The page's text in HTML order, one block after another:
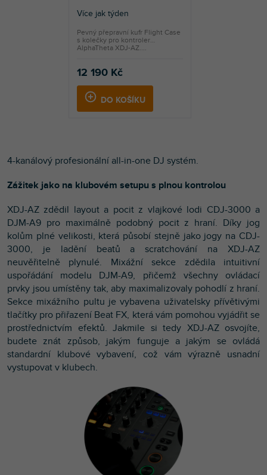
Více jak týden
12 190 Kč
DO KOŠÍKU
Pevný přepravní kufr Flight Case
s kolečky pro kontroler
AlphaTheta XDJ-AZ....
4-kanálový profesionální all-in-one DJ systém.
Zážitek jako na klubovém setupu s plnou kontrolou
XDJ-AZ zdědil layout a pocit z vlajkové lodi CDJ-3000 a
DJM-A9 pro maximálně podobný pocit z hraní. Díky jog
kolům plné velikosti, která působí stejně jako jogy na CDJ-
3000, je ladění beatů a scratchování na XDJ-AZ
neuvěřitelně plynulé. Mixážní sekce zdědila intuitivní
uspořádání modelu DJM-A9, přičemž všechny ovládací
prvky jsou umístěny tak, aby maximalizovaly pohodlí z hraní.
Sekce mixážního pultu je vybavena uživatelsky přívětivými
tlačítky pro přiřazení Beat FX, která vám pomohou vyjádřit se
prostřednictvím efektů. Jakmile si tedy XDJ-AZ osvojíte,
budete znát způsob, jakým funguje a jakým se ovládá
standardní klubové vybavení, což vám výrazně usnadní
vystupovat v klubech.